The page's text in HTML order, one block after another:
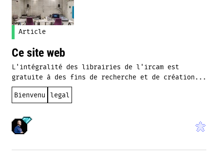
Article
Ce site web
L'intégralité des librairies de l'ircam est
gratuite à des fins de recherche et de création...
Bienvenu legal